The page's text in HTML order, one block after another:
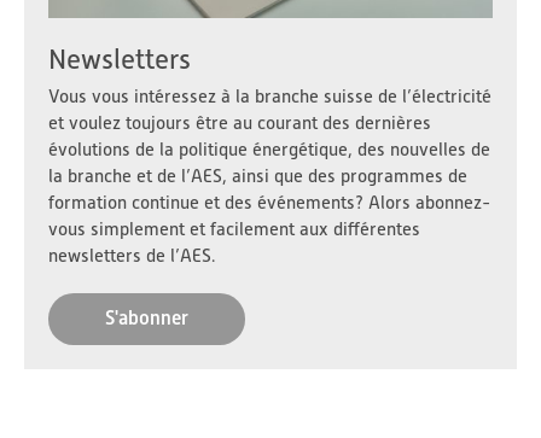
Newsletters
Vous vous intéressez à la branche suisse de l’électricité
et voulez toujours être au courant des dernières
évolutions de la politique énergétique, des nouvelles de
la branche et de l’AES, ainsi que des programmes de
formation continue et des événements? Alors abonnez-
vous simplement et facilement aux différentes
newsletters de l’AES.
S'abonner